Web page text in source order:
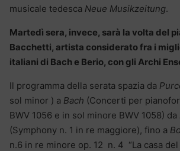
musicale tedesca Neue Musikzeitung.
Martedì sera, invece, sarà la volta del
Bacchetti, artista considerato fra i
italiani di Bach e Berio, con gli Archi
Il programma della serata spazia da
sol minor ) a Bach (Concerti per
BWV 1056 e in sol minore BWV 1058) da
(Symphony n. 1 in re maggiore), fino a
n.6 in re minore op. 12 n. 4 “La casa del